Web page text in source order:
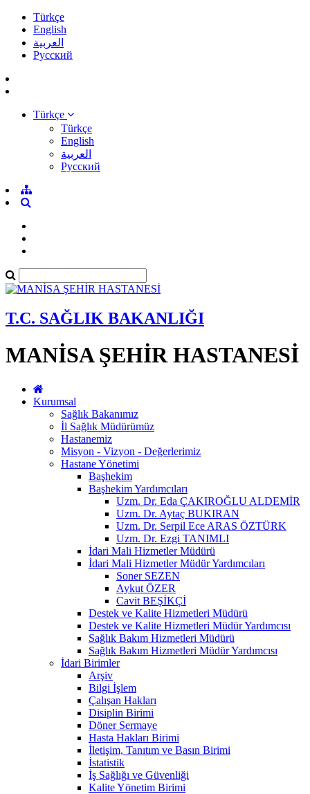
Türkçe
English
العربية
Pусский
Türkçe
Türkçe
English
العربية
Pусский
T.C. SAĞLIK BAKANLIĞI
MANİSA ŞEHİR HASTANESİ
Kurumsal
Sağlık Bakanımız
İl Sağlık Müdürümüz
Hastanemiz
Misyon - Vizyon - Değerlerimiz
Hastane Yönetimi
Başhekim
Başhekim Yardımcıları
Uzm. Dr. Eda ÇAKIROĞLU ALDEMİR
Uzm. Dr. Aytaç BUKIRAN
Uzm. Dr. Serpil Ece ARAS ÖZTÜRK
Uzm. Dr. Ezgi TANIMLI
İdari Mali Hizmetler Müdürü
İdari Mali Hizmetler Müdür Yardımcıları
Soner SEZEN
Aykut ÖZER
Cavit BEŞİKÇİ
Destek ve Kalite Hizmetleri Müdürü
Destek ve Kalite Hizmetleri Müdür Yardımcısı
Sağlık Bakım Hizmetleri Müdürü
Sağlık Bakım Hizmetleri Müdür Yardımcısı
İdari Birimler
Arşiv
Bilgi İşlem
Çalışan Hakları
Disiplin Birimi
Döner Sermaye
Hasta Hakları Birimi
İletişim, Tanıtım ve Basın Birimi
İstatistik
İş Sağlığı ve Güvenliği
Kalite Yönetim Birimi